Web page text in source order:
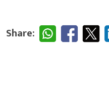
Share: